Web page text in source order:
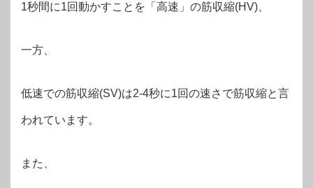
1秒間に1回動かすことを「高速」の筋収縮(HV)、
一方、
低速での筋収縮(SV)は2-4秒に1回の速さで筋収縮と言
われています。
また、